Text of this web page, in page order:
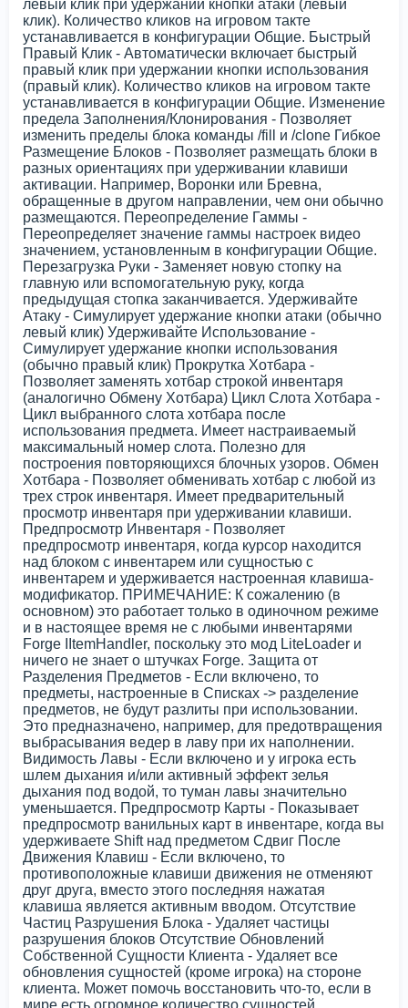
левый клик при удержании кнопки атаки (левый
клик). Количество кликов на игровом такте
устанавливается в конфигурации Общие. Быстрый
Правый Клик - Автоматически включает быстрый
правый клик при удержании кнопки использования
(правый клик). Количество кликов на игровом такте
устанавливается в конфигурации Общие. Изменение
предела Заполнения/Клонирования - Позволяет
изменить пределы блока команды /fill и /clone Гибкое
Размещение Блоков - Позволяет размещать блоки в
разных ориентациях при удерживании клавиши
активации. Например, Воронки или Бревна,
обращенные в другом направлении, чем они обычно
размещаются. Переопределение Гаммы -
Переопределяет значение гаммы настроек видео
значением, установленным в конфигурации Общие.
Перезагрузка Руки - Заменяет новую стопку на
главную или вспомогательную руку, когда
предыдущая стопка заканчивается. Удерживайте
Атаку - Симулирует удержание кнопки атаки (обычно
левый клик) Удерживайте Использование -
Симулирует удержание кнопки использования
(обычно правый клик) Прокрутка Хотбара -
Позволяет заменять хотбар строкой инвентаря
(аналогично Обмену Хотбара) Цикл Слота Хотбара -
Цикл выбранного слота хотбара после
использования предмета. Имеет настраиваемый
максимальный номер слота. Полезно для
построения повторяющихся блочных узоров. Обмен
Хотбара - Позволяет обменивать хотбар с любой из
трех строк инвентаря. Имеет предварительный
просмотр инвентаря при удерживании клавиши.
Предпросмотр Инвентаря - Позволяет
предпросмотр инвентаря, когда курсор находится
над блоком с инвентарем или сущностью с
инвентарем и удерживается настроенная клавиша-
модификатор. ПРИМЕЧАНИЕ: К сожалению (в
основном) это работает только в одиночном режиме
и в настоящее время не с любыми инвентарями
Forge IItemHandler, поскольку это мод LiteLoader и
ничего не знает о штучках Forge. Защита от
Разделения Предметов - Если включено, то
предметы, настроенные в Списках -> разделение
предметов, не будут разлиты при использовании.
Это предназначено, например, для предотвращения
выбрасывания ведер в лаву при их наполнении.
Видимость Лавы - Если включено и у игрока есть
шлем дыхания и/или активный эффект зелья
дыхания под водой, то туман лавы значительно
уменьшается. Предпросмотр Карты - Показывает
предпросмотр ванильных карт в инвентаре, когда вы
удерживаете Shift над предметом Сдвиг После
Движения Клавиш - Если включено, то
противоположные клавиши движения не отменяют
друг друга, вместо этого последняя нажатая
клавиша является активным вводом. Отсутствие
Частиц Разрушения Блока - Удаляет частицы
разрушения блоков Отсутствие Обновлений
Собственной Сущности Клиента - Удаляет все
обновления сущностей (кроме игрока) на стороне
клиента. Может помочь восстановить что-то, если в